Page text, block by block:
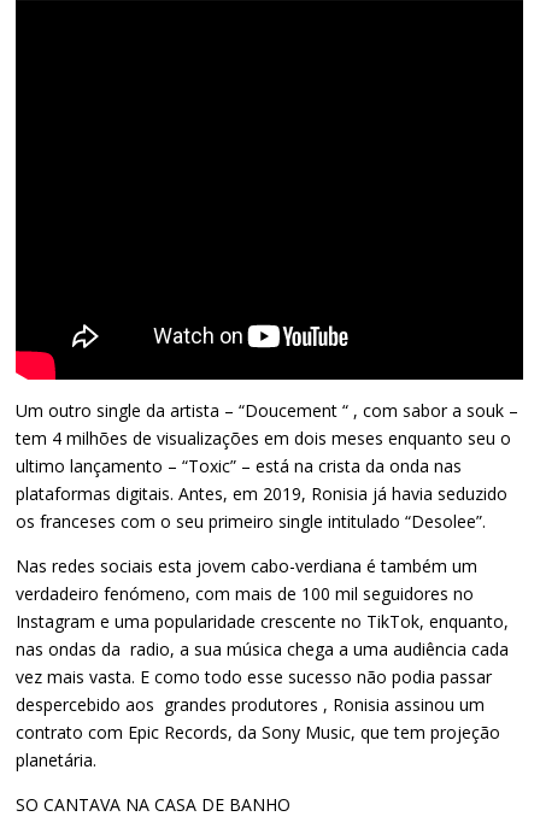
Um outro single da artista – “Doucement “ , com sabor a souk –
tem 4 milhões de visualizações em dois meses enquanto seu o
ultimo lançamento – “Toxic” – está na crista da onda nas
plataformas digitais. Antes, em 2019, Ronisia já havia seduzido
os franceses com o seu primeiro single intitulado “Desolee”.
Nas redes sociais esta jovem cabo-verdiana é também um
verdadeiro fenómeno, com mais de 100 mil seguidores no
Instagram e uma popularidade crescente no TikTok, enquanto,
nas ondas da radio, a sua música chega a uma audiência cada
vez mais vasta. E como todo esse sucesso não podia passar
despercebido aos grandes produtores , Ronisia assinou um
contrato com Epic Records, da Sony Music, que tem projeção
planetária.
SO CANTAVA NA CASA DE BANHO